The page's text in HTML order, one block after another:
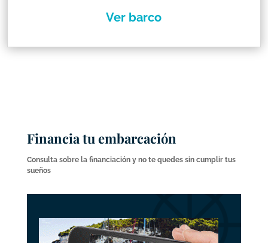
Ver barco
Financia tu embarcación
Consulta sobre la financiación y no te quedes sin cumplir tus
sueños